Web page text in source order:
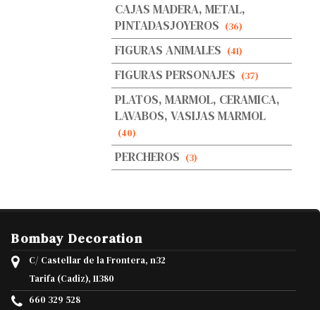
CAJAS MADERA, METAL,
PINTADASJOYEROS (36)
FIGURAS ANIMALES (41)
FIGURAS PERSONAJES (37)
PLATOS, MARMOL, CERAMICA,
LAVABOS, VASIJAS MARMOL
(40)
PERCHEROS (3)
Bombay Decoration
C/ Castellar de la Frontera, n32
Tarifa (Cadiz), 11380
660 329 528